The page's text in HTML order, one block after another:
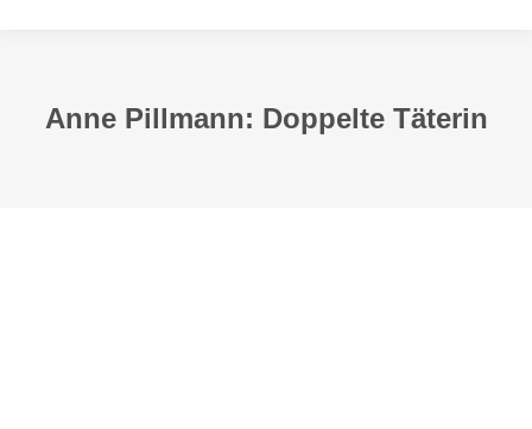
Anne Pillmann: Doppelte Täterin